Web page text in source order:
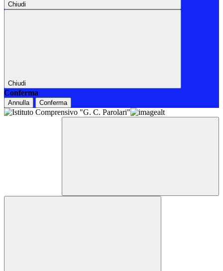
Chiudi
Chiudi
Conferma
Annulla Conferma